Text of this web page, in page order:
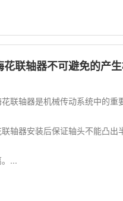
花联轴器不可避免的产
联轴器是机械传动系统中的
联轴器安装后保证轴头不能凸
。...